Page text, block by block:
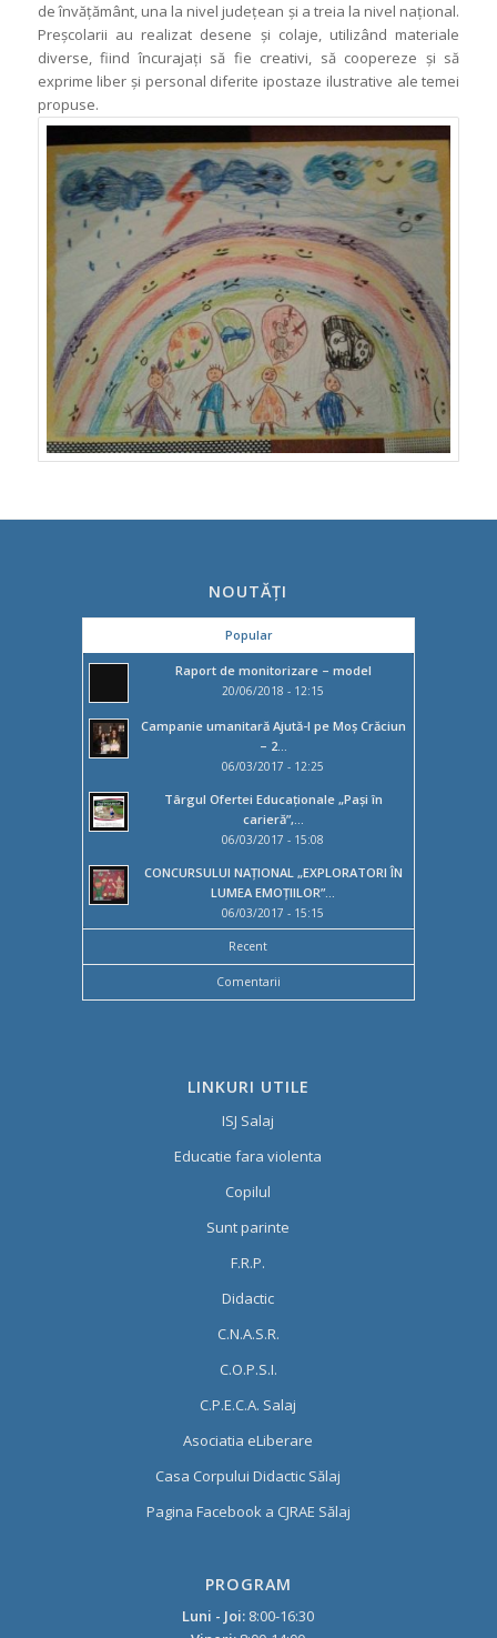
de învățământ, una la nivel județean și a treia la nivel național.
Preșcolarii au realizat desene și colaje, utilizând materiale
diverse, fiind încurajați să fie creativi, să coopereze și să
exprime liber și personal diferite ipostaze ilustrative ale temei
propuse.
NOUTĂȚI
Popular
Raport de monitorizare – model
20/06/2018 - 12:15
Campanie umanitară Ajută-l pe Moș Crăciun
– 2...
06/03/2017 - 12:25
Târgul Ofertei Educaţionale „Paşi în
carieră”,...
06/03/2017 - 15:08
CONCURSULUI NAȚIONAL „EXPLORATORI ÎN
LUMEA EMOȚIILOR”...
06/03/2017 - 15:15
Recent
Comentarii
LINKURI UTILE
ISJ Salaj
Educatie fara violenta
Copilul
Sunt parinte
F.R.P.
Didactic
C.N.A.S.R.
C.O.P.S.I.
C.P.E.C.A. Salaj
Asociatia eLiberare
Casa Corpului Didactic Sălaj
Pagina Facebook a CJRAE Sălaj
PROGRAM
Luni - Joi: 8:00-16:30